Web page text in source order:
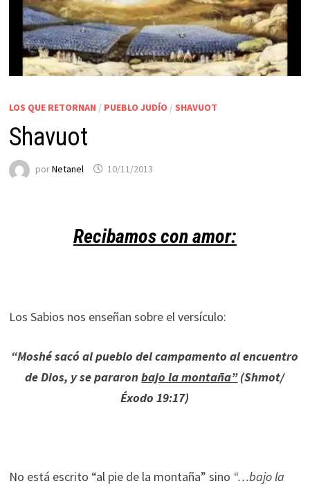
LOS QUE RETORNAN / PUEBLO JUDÍO / SHAVUOT
Shavuot
porNetanel 10/11/2013
Recibamos con amor:
Los Sabios nos enseñan sobre el versículo:
“Moshé sacó al pueblo del campamento al encuentro
de Dios, y se pararonbajo la montaña”(Shmot/
Éxodo 19:17)
No está escrito “al pie de la montaña” sino “…bajo la